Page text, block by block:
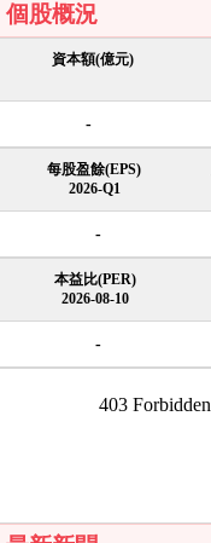
個股概況
資本額(億元)
-
每股盈餘(EPS)
2026-Q1
-
本益比(PER)
2026-08-10
-